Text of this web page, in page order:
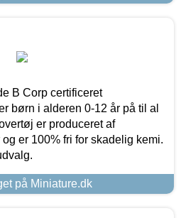
B Corp certificeret
børn i alderen 0-12 år på til al
er produceret af
er 100% fri for skadelig kemi.
på Miniature.dk